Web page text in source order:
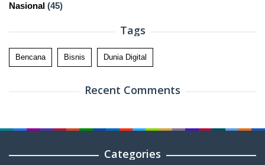
Nasional (45)
Tags
Bencana Bisnis Dunia Digital
Recent Comments
Categories